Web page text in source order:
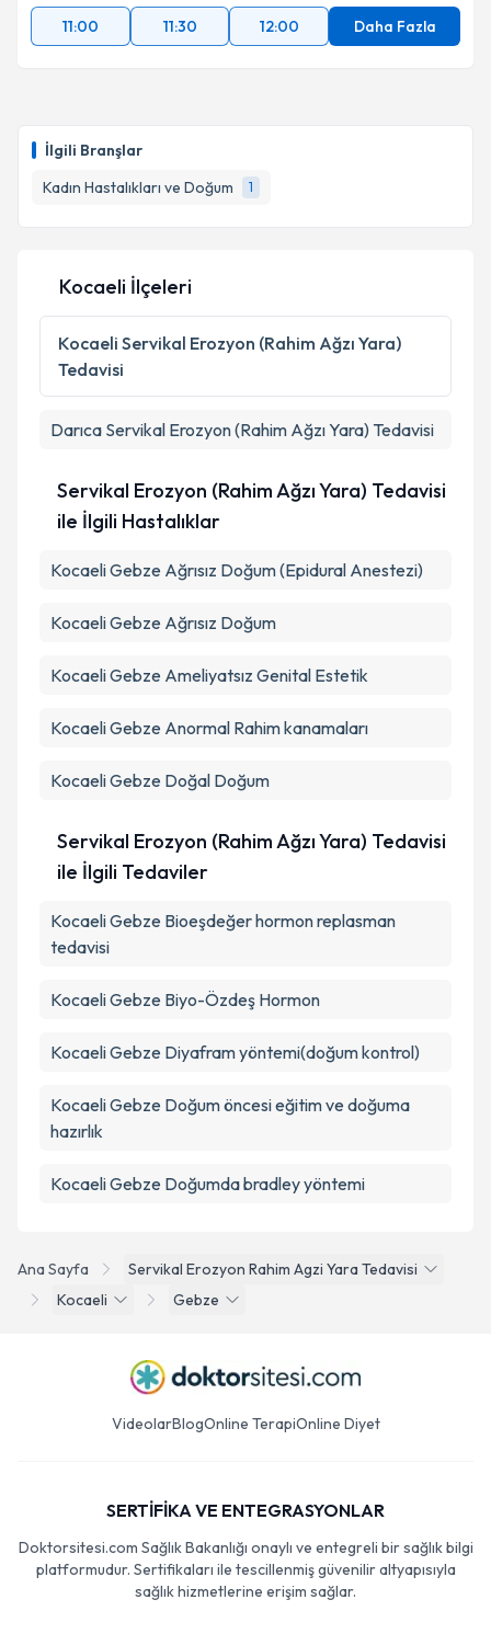
İlgili Branşlar
Kadın Hastalıkları ve Doğum
1
11:00
11:30 12:00 Daha Fazla
Ana Sayfa
Servikal Erozyon Rahim Agzi Yara Tedavisi
Kocaeli
Gebze
Kocaeli İlçeleri
Kocaeli Servikal Erozyon (Rahim Ağzı Yara)
Tedavisi
Darıca Servikal Erozyon (Rahim Ağzı Yara) Tedavisi
Servikal Erozyon (Rahim Ağzı Yara) Tedavisi
ile İlgili Hastalıklar
Kocaeli Gebze Ağrısız Doğum (Epidural Anestezi)
Kocaeli Gebze Ağrısız Doğum
Kocaeli Gebze Ameliyatsız Genital Estetik
Kocaeli Gebze Anormal Rahim kanamaları
Kocaeli Gebze Doğal Doğum
Servikal Erozyon (Rahim Ağzı Yara) Tedavisi
ile İlgili Tedaviler
Kocaeli Gebze Bioeşdeğer hormon replasman
tedavisi
Kocaeli Gebze Biyo-Özdeş Hormon
Kocaeli Gebze Diyafram yöntemi(doğum kontrol)
Kocaeli Gebze Doğum öncesi eğitim ve doğuma
hazırlık
Kocaeli Gebze Doğumda bradley yöntemi
VideolarBlogOnline TerapiOnline Diyet
SERTİFİKA VE ENTEGRASYONLAR
Doktorsitesi.com Sağlık Bakanlığı onaylı ve entegreli bir sağlık bilgi
platformudur. Sertifikaları ile tescillenmiş güvenilir altyapısıyla
sağlık hizmetlerine erişim sağlar.